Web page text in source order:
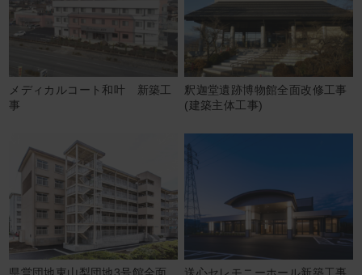
メディカルコート和叶 新築工
事
釈迦堂遺跡博物館全面改修工事
(建築主体工事)